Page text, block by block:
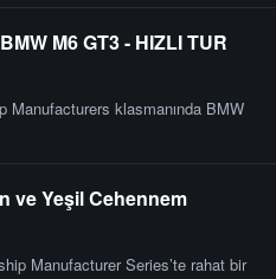
M6 GT3 - HIZLI TUR
Manufacturers klasmanında BMW
ve Yeşil Cehennem
Manufacturer Series’te rahat bir